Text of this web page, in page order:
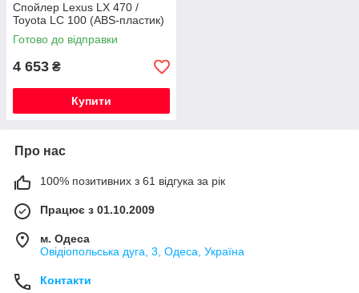
Спойлер Lexus LX 470 /
Toyota LC 100 (ABS-пластик)
Готово до відправки
4 653 ₴
Купити
Про нас
100% позитивних з 61 відгука за рік
Працює з 01.10.2009
м. Одеса
Овідіопольська дуга, 3, Одеса, Україна
Контакти